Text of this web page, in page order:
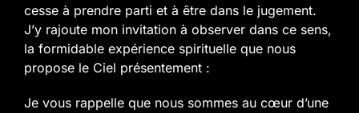
cesse à prendre parti et à être dans le jugement.
J’y rajoute mon invitation à observer dans ce sens,
la formidable expérience spirituelle que nous
propose le Ciel présentement :
Je vous rappelle que nous sommes au cœur d’une